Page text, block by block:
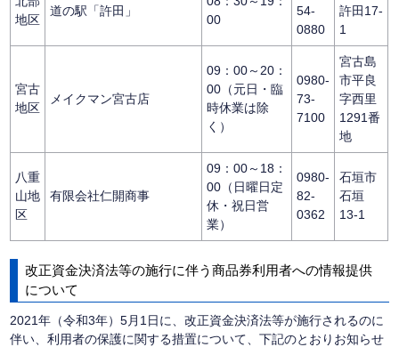
地区
道の駅「許田」
00
54-
0880
許田17-
1
宮古
地区
メイクマン宮古店
09：00～20：
00（元日・臨
時休業は除
く）
0980-
73-
7100
宮古島
市平良
字西里
1291番
地
八重
山地
区
有限会社仁開商事
09：00～18：
00（日曜日定
休・祝日営
業）
0980-
82-
0362
石垣市
石垣
13-1
改正資金決済法等の施行に伴う商品券利用者への情報提供
について
2021年（令和3年）5月1日に、改正資金決済法等が施行されるのに
伴い、利用者の保護に関する措置について、下記のとおりお知らせ